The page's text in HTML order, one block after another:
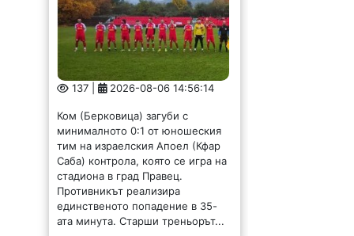
Ком (Берковица) загуби с
минималното 0:1 от юношеския
тим на израелския Апоел (Кфар
Саба) контрола, която се игра на
стадиона в град Правец.
Противникът реализира
единственото попадение в 35-
ата минута. Старши треньорът...
Министър Абровски:
Амбицията ни е
реално да защитим